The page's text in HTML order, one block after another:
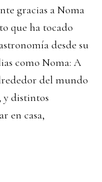
gracias a Noma
que ha tocado
desde su
como Noma: A
del mundo
distintos
en casa,